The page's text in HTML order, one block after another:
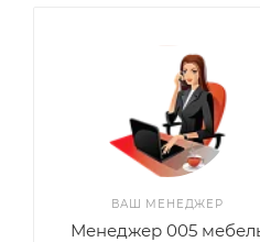
ВАШ МЕНЕДЖЕР
Менеджер 005